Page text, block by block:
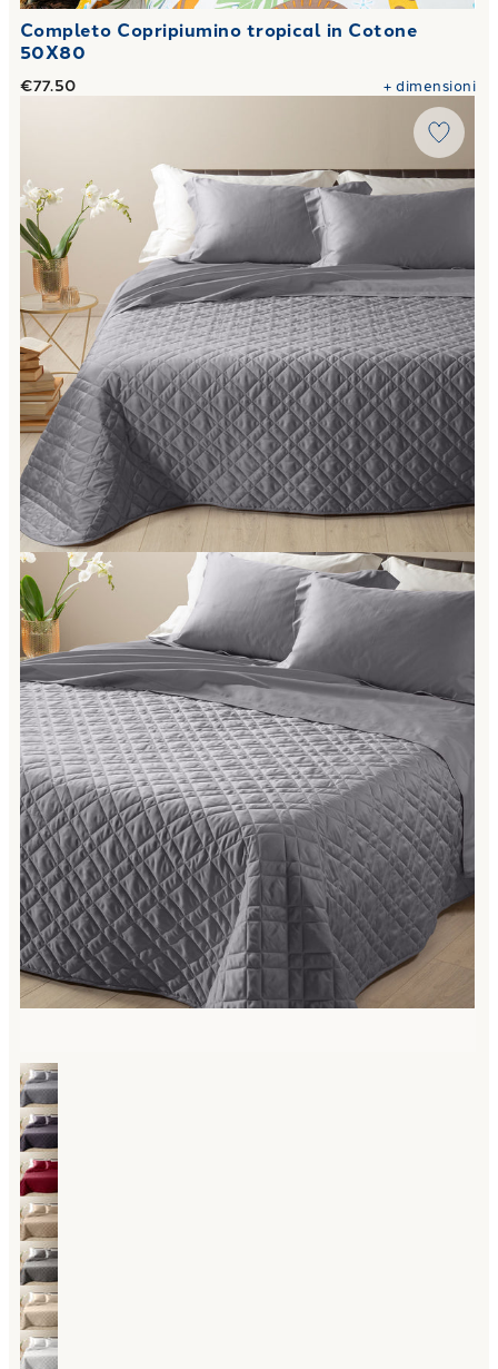
Completo Copripiumino tropical in Cotone
50X80
€77.50 +dimensioni
Copriletto Primaverile in Raso di cotone 80 gr/mq